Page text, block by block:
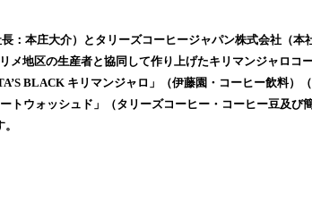
！
数
を
読
：本庄大介）とタリーズコーヒージャパン株式会社（本
メ地区の生産者と協同して作り上げたキリマンジャロコ
BLACK キリマンジャロ」（伊藤園・コーヒー飲料）
トウォッシュド」（タリーズコーヒー・コーヒー豆及び